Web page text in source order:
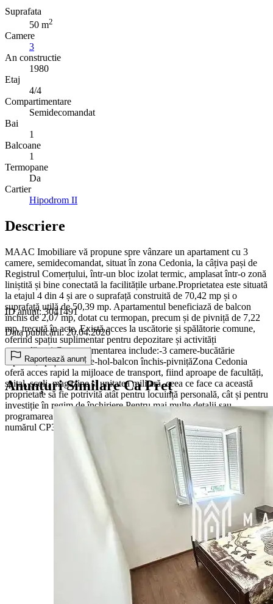
Suprafata
50 m2
Camere
3
An constructie
1980
Etaj
4/4
Compartimentare
Semidecomandat
Bai
1
Balcoane
1
Termopane
Da
Cartier
Hipodrom II
Descriere
MAAC Imobiliare vă propune spre vânzare un apartament cu 3
camere, semidecomandat, situat în zona Cedonia, la câțiva pași de
Registrul Comerțului, într-un bloc izolat termic, amplasat într-o zonă
liniștită și bine conectată la facilitățile urbane.Proprietatea este situată
la etajul 4 din 4 și are o suprafață construită de 70,42 mp și o
suprafață utilă de 50,39 mp. Apartamentul beneficiază de balcon
închis de 2,07 mp, dotat cu termopan, precum și de pivniță de 7,22
mp, trecută în acte. Există acces la uscătorie și spălătorie comune,
oferind spațiu suplimentar pentru depozitare și activități
gospodărești.Compartimentarea include:-3 camere-bucătărie
separată, spațioasă-baie-hol-balcon închis-pivnițăZona Cedonia
oferă acces rapid la mijloace de transport, fiind aproape de facultăți,
spital, școli, magazine și unitatea militară, ceea ce face ca această
proprietate să fie potrivită atât pentru locuință personală, cât și pentru
investiție în regim de închiriere.Pentru mai multe detalii sau
programarea unei vizionări vă rugăm să menționați la telefon
numărul CP3041491.
ID anunț: 3041491
Data publicării: 20.04.2026
Raportează anunț
Anunțuri Similare Ca Preț